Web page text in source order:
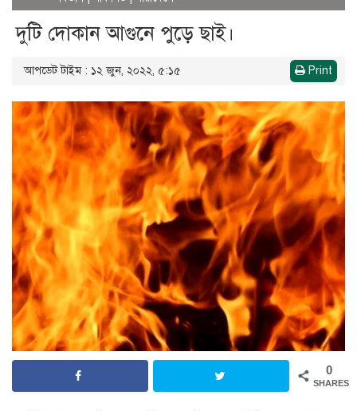
দুটি দোকান আগুনে পুড়ে ছাই।
আপডেট টাইম : ১২ জুন, ২০২২, ৫:১৫ Print
0
SHARES